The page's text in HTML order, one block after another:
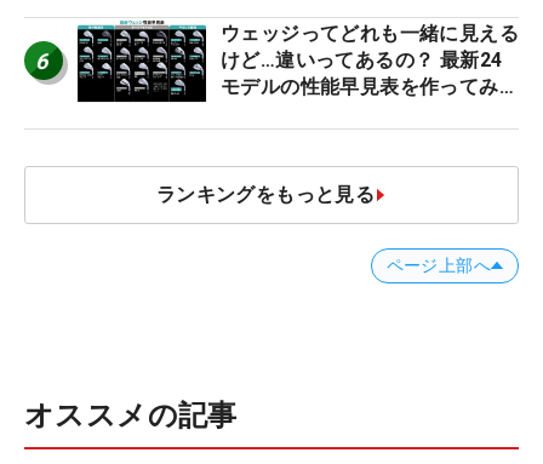
6
ウェッジってどれも一緒に見える
けど…違いってあるの？ 最新24
モデルの性能早見表を作ってみ
ランキングをもっと見る
ページ上部へ
オススメの記事